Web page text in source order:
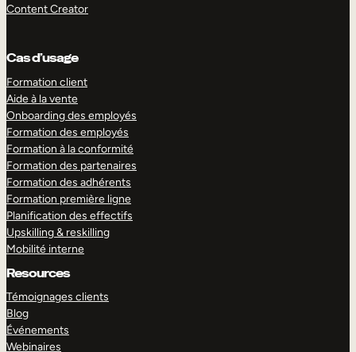
Content Creator
Cas d’usage
Formation client
Aide à la vente
Onboarding des employés
Formation des employés
Formation à la conformité
Formation des partenaires
Formation des adhérents
Formation première ligne
Planification des effectifs
Upskilling & reskilling
Mobilité interne
Resources
Témoignages clients
Blog
Événements
Webinaires